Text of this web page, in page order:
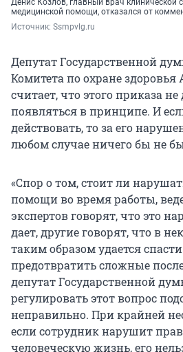
Денис Козлов, главный врач клинической
медицинской помощи, отказался от
Источник: Ssmpvlg.ru
Депутат Государственной
Комитета по охране
считает, что этого приказа
появляться в принципе. И
действовать, то за его
любом случае ничего бы не
«Спор о том, стоит ли
помощи во время работы,
экспертов говорят, что это
дает, другие говорят, что в
таким образом удается
предотвратить сложные
депутат Государственной
регулировать этот вопрос
неправильно. При крайней
если сотрудник нарушит
человеческую жизнь, его